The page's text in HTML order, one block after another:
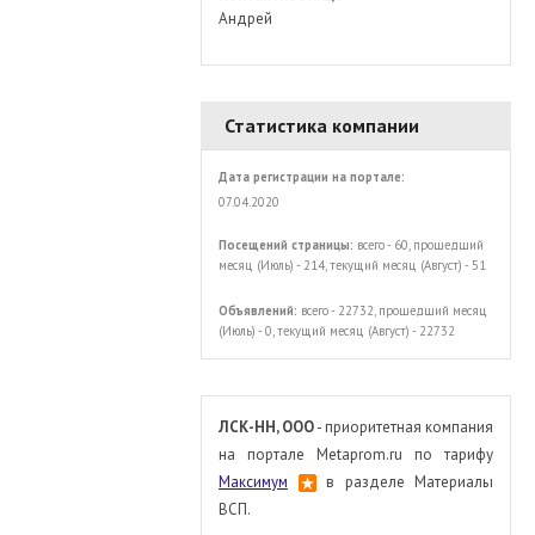
Андрей
Статистика компании
Дата регистрации на портале:
07.04.2020
Посещений страницы: всего - 60, прошедший
месяц (Июль) - 214, текущий месяц (Август) - 51
Объявлений: всего - 22732, прошедший месяц
(Июль) - 0, текущий месяц (Август) - 22732
ЛСК-НН, ООО- приоритетная компания
на портале Metaprom.ru по тарифу
Максимум
в разделе Материалы
ВСП.